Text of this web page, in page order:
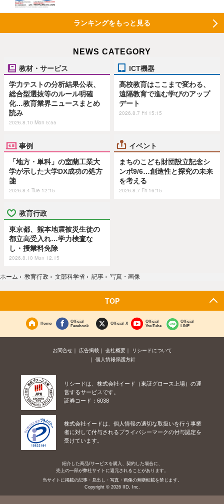
ランキングをもっと見る
NEWS CATEGORY
教材・サービス
学力テストの分析結果公表、
総合型選抜等のルール明確
化…教育業界ニュースまとめ
読み
2026.8.10 Mon 5:55
ICT機器
高校教育はここまで変わる、
遠隔教育で進む学びのアップ
デート
2026.8.7 Fri 15:15
事例
「地方・単科」の室蘭工業大
学が示した大学DX成功の処方
箋
2026.8.4 Tue 12:15
イベント
まちのこども財団設立記念シ
ンポ9/6…創造性と探究の未来
を考える
2026.8.7 Fri 16:15
教育行政
東京都、熊本地震被災生徒の
都立高受入れ…学力検査な
し・授業料免除
2026.8.10 Mon 12:15
ホーム › 教育行政 › 文部科学省 › 記事 › 写真・画像
TOP
Home
Official
Facebook
Official X
Official
YouTube
Official
LINE
お問合せ 広告掲載 会社概要
リシードについて
個人情報保護方針
リシードは、株式会社イード（東証グロース上場）の運
営するサービスです。
証券コード：6038
株式会社イードは、個人情報の適切な取扱いを行う事業
者に対して付与されるプライバシーマークの付与認定を
受けています。
紹介した商品/サービスを購入、契約した場合に、
売上の一部が弊社サイトに還元されることがあります。
当サイトに掲載の記事・見出し・写真・画像の無断転載を禁じます。
Copyright © 2026 IID, Inc.